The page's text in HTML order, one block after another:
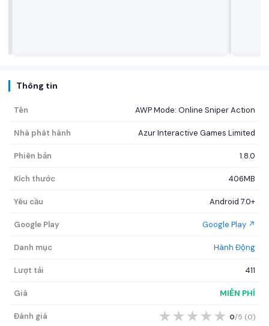
Thông tin
Tên AWP Mode: Online Sniper Action
Nhà phát hành Azur Interactive Games Limited
Phiên bản 1.8.0
Kích thước 406MB
Yêu cầu Android 7.0+
Google Play Google Play ↗
Danh mục Hành Động
Lượt tải 411
Giá MIỄN PHÍ
Đánh giá ★ ★ ★ ★ ★ 0/5 (0)